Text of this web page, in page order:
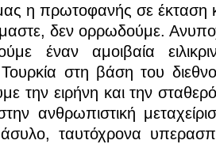
η πρωτοφανής σε έκταση
δεν ορρωδούμε.
έναν αμοιβαία
στη βάση του
την ειρήνη και την
ανθρωπιστική
ταυτόχρονα